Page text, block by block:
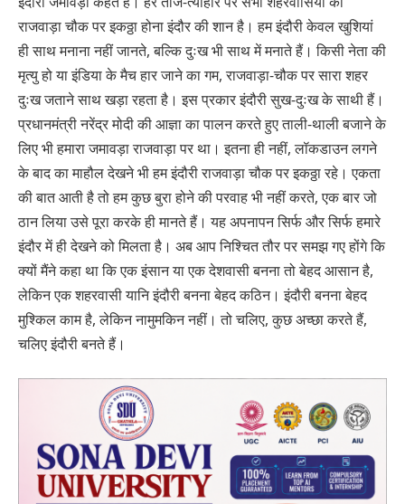
राजवाड़ा चौक पर इकठ्ठा होना इंदौर की शान है। हम इंदौरी केवल खुशियां
ही साथ मनाना नहीं जानते, बल्कि दुःख भी साथ में मनाते हैं। किसी नेता की
मृत्यु हो या इंडिया के मैच हार जाने का गम, राजवाड़ा-चौक पर सारा शहर
दुःख जताने साथ खड़ा रहता है। इस प्रकार इंदौरी सुख-दुःख के साथी हैं।
प्रधानमंत्री नरेंद्र मोदी की आज्ञा का पालन करते हुए ताली-थाली बजाने के
लिए भी हमारा जमावड़ा राजवाड़ा पर था। इतना ही नहीं, लॉकडाउन लगने
के बाद का माहौल देखने भी हम इंदौरी राजवाड़ा चौक पर इकठ्ठा रहे। एकता
की बात आती है तो हम कुछ बुरा होने की परवाह भी नहीं करते, एक बार जो
ठान लिया उसे पूरा करके ही मानते हैं। यह अपनापन सिर्फ और सिर्फ हमारे
इंदौर में ही देखने को मिलता है। अब आप निश्चित तौर पर समझ गए होंगे कि
क्यों मैंने कहा था कि एक इंसान या एक देशवासी बनना तो बेहद आसान है,
लेकिन एक शहरवासी यानि इंदौरी बनना बेहद कठिन। इंदौरी बनना बेहद
मुश्किल काम है, लेकिन नामुमकिन नहीं। तो चलिए, कुछ अच्छा करते हैं,
चलिए इंदौरी बनते हैं।